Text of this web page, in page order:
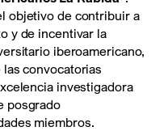
objetivo de contribuir a
y de incentivar la
iberoamericano,
convocatorias
investigadora
posgrado
miembros.